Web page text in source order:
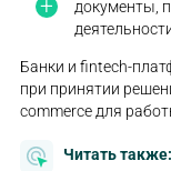
документы,
Банки и fintech-
при принятии
commerce для
Читать также: